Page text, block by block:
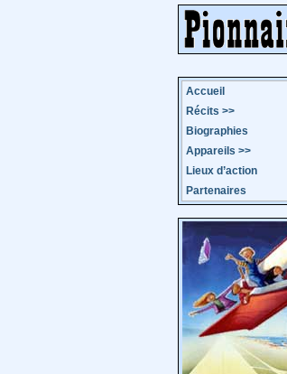
Accueil
Récits >>
Biographies
Appareils >>
Lieux d’action
Partenaires